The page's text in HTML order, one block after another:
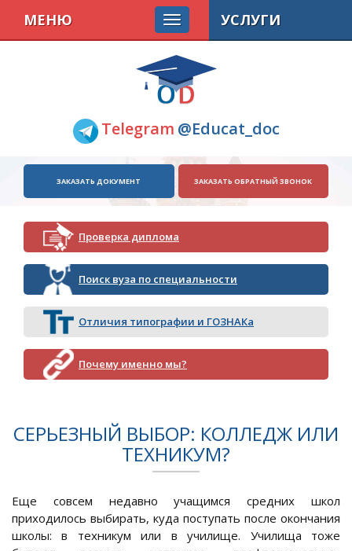
Telegram @Educat_doc
МЕНЮ
ЗАКАЗАТЬ ДОКУМЕНТ ЗАКАЗАТЬ ОБРАТНЫЙ ЗВОНОК
Проверка диплома
Поиск вуза по специальности
Отличия типографии и ГОЗНАКа
Почему именно мы?
УСЛУГИ
СЕРЬЕЗНЫЙ ВЫБОР: КОЛЛЕДЖ ИЛИ
ТЕХНИКУМ?
Еще совсем недавно учащимся средних школ
приходилось выбирать, куда поступать после окончания
школы: в техникум или в училище. Училища тоже